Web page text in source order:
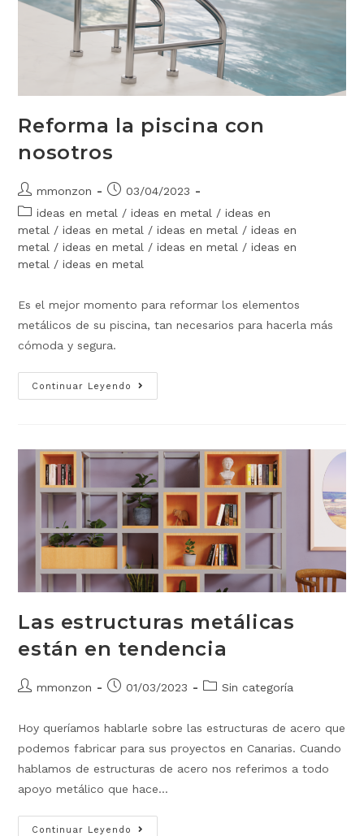
Reforma la piscina con
nosotros
mmonzon
03/04/2023
ideas en metal / ideas en metal / ideas en
metal / ideas en metal / ideas en metal / ideas en
metal / ideas en metal / ideas en metal / ideas en
metal / ideas en metal
Es el mejor momento para reformar los elementos
metálicos de su piscina, tan necesarios para hacerla más
cómoda y segura.
Continuar Leyendo
Las estructuras metálicas
están en tendencia
mmonzon 01/03/2023 Sin categoría
Hoy queríamos hablarle sobre las estructuras de acero que
podemos fabricar para sus proyectos en Canarias. Cuando
hablamos de estructuras de acero nos referimos a todo
apoyo metálico que hace…
Continuar Leyendo